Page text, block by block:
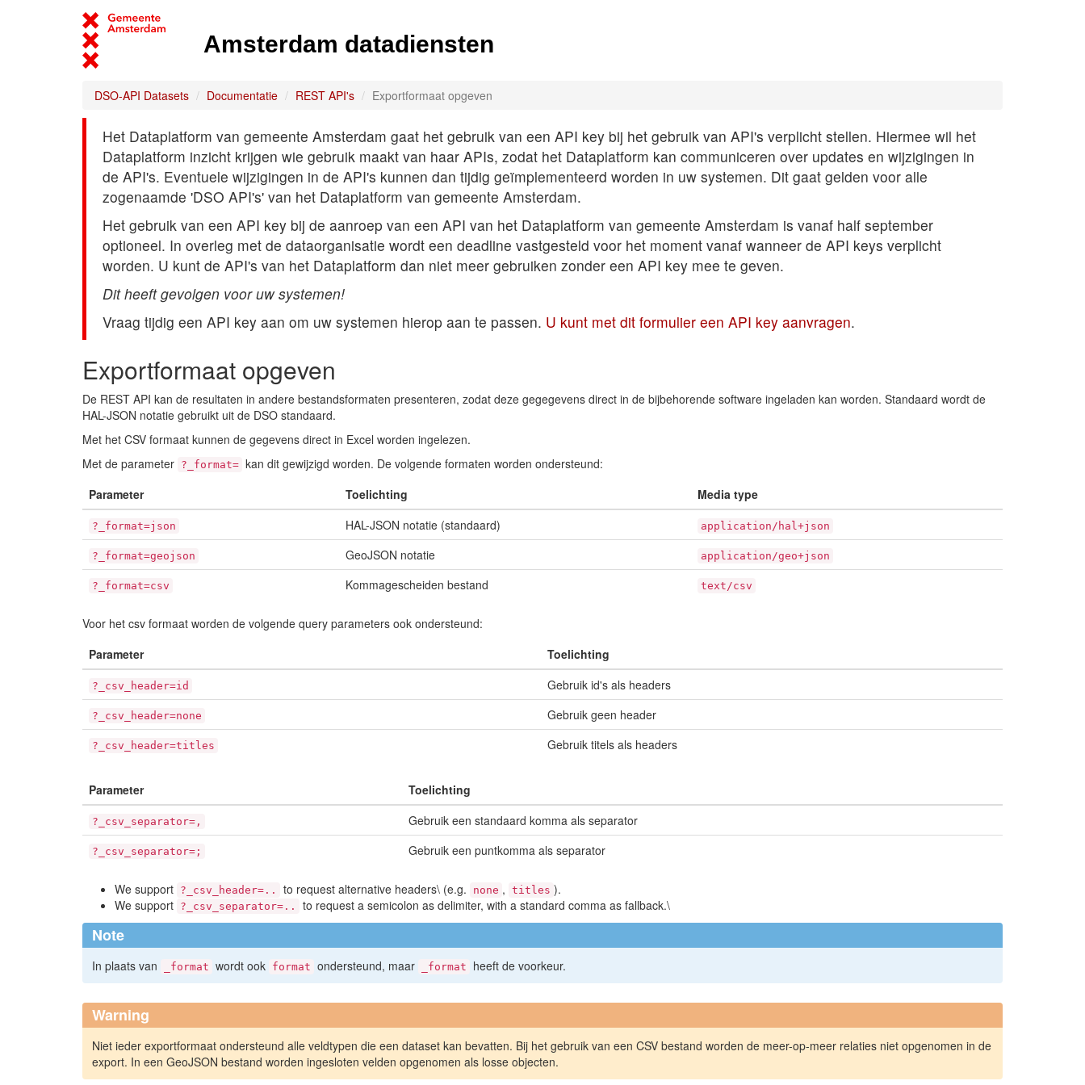
Amsterdam datadiensten
DSO-API Datasets Documentatie REST API's Exportformaat opgeven
Het Dataplatform van gemeente Amsterdam gaat het gebruik van een API key bij het gebruik van API's verplicht stellen. Hiermee wil het
Dataplatform inzicht krijgen wie gebruik maakt van haar APIs, zodat het Dataplatform kan communiceren over updates en wijzigingen in
de API's. Eventuele wijzigingen in de API's kunnen dan tijdig geïmplementeerd worden in uw systemen. Dit gaat gelden voor alle
zogenaamde 'DSO API's' van het Dataplatform van gemeente Amsterdam.
Het gebruik van een API key bij de aanroep van een API van het Dataplatform van gemeente Amsterdam is vanaf half september
optioneel. In overleg met de dataorganisatie wordt een deadline vastgesteld voor het moment vanaf wanneer de API keys verplicht
worden. U kunt de API's van het Dataplatform dan niet meer gebruiken zonder een API key mee te geven.
Dit heeft gevolgen voor uw systemen!
Vraag tijdig een API key aan om uw systemen hierop aan te passen. U kunt met dit formulier een API key aanvragen.
Exportformaat opgeven
De REST API kan de resultaten in andere bestandsformaten presenteren, zodat deze gegegevens direct in de bijbehorende software ingeladen kan worden. Standaard wordt de
HAL-JSON notatie gebruikt uit de DSO standaard.
Met het CSV formaat kunnen de gegevens direct in Excel worden ingelezen.
Met de parameter ?_format= kan dit gewijzigd worden. De volgende formaten worden ondersteund:
Parameter
Toelichting Media type
?_format=json HAL-JSON notatie (standaard) application/hal+json
?_format=geojson GeoJSON notatie application/geo+json
?_format=csv Kommagescheiden bestand text/csv
Voor het csv formaat worden de volgende query parameters ook ondersteund:
Parameter
Toelichting
?_csv_header=id Gebruik id's als headers
?_csv_header=none Gebruik geen header
?_csv_header=titles Gebruik titels als headers
Parameter Toelichting
?_csv_separator=, Gebruik een standaard komma als separator
?_csv_separator=; Gebruik een puntkomma als separator
We support ?_csv_header=.. to request alternative headers\ (e.g. none , titles ).
We support ?_csv_separator=.. to request a semicolon as delimiter, with a standard comma as fallback.\
Note
In plaats van _format wordt ook format ondersteund, maar _format heeft de voorkeur.
Warning
Niet ieder exportformaat ondersteund alle veldtypen die een dataset kan bevatten. Bij het gebruik van een CSV bestand worden de meer-op-meer relaties niet opgenomen in de
export. In een GeoJSON bestand worden ingesloten velden opgenomen als losse objecten.